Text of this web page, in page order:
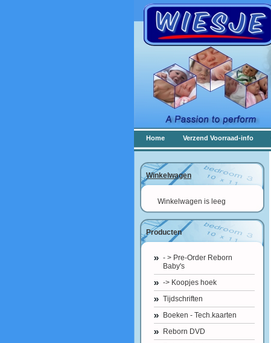
Home Verzend Voorraad-info
Winkelwagen
Winkelwagen is leeg
Producten
- > Pre-Order Reborn
Baby's
-> Koopjes hoek
Tijdschriften
Boeken - Tech.kaarten
Reborn DVD